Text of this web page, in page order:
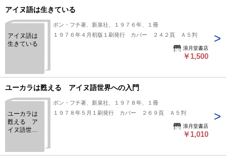
アイヌ語は生きている
アイヌ語は
生きている
ポン・フチ著、新泉社、１９７６年、１冊
１９７６年４月初版１刷発行 カバー ２４２頁 Ａ５判
浪月堂書店
￥1,500
ユーカラは甦える アイヌ語世界への入門
ユーカラは
甦える ア
イヌ語世界
ポン・フチ著、新泉社、１９７８年、１冊
１９７８年５月１刷発行 カバー ２６９頁 Ａ５判
浪月堂書店
￥1,010